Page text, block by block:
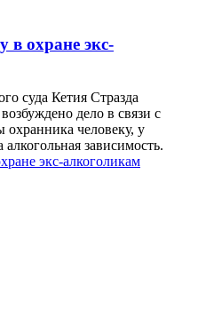
в охране экс-
суда Кетия Стразда
дело в связи с
охранника человеку, у
зависимость.